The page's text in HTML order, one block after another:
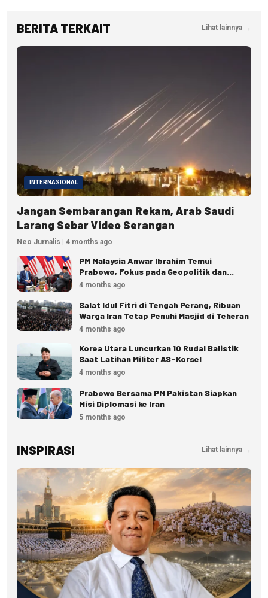
BERITA TERKAIT Lihat lainnya →
INTERNASIONAL
Jangan Sembarangan Rekam, Arab Saudi
Larang Sebar Video Serangan
Neo Jurnalis | 4 months ago
PM Malaysia Anwar Ibrahim Temui
Prabowo, Fokus pada Geopolitik dan
Ekonomi
4 months ago
Salat Idul Fitri di Tengah Perang, Ribuan
Warga Iran Tetap Penuhi Masjid di Teheran
4 months ago
Korea Utara Luncurkan 10 Rudal Balistik
Saat Latihan Militer AS–Korsel
4 months ago
Prabowo Bersama PM Pakistan Siapkan
Misi Diplomasi ke Iran
5 months ago
INSPIRASI Lihat lainnya →